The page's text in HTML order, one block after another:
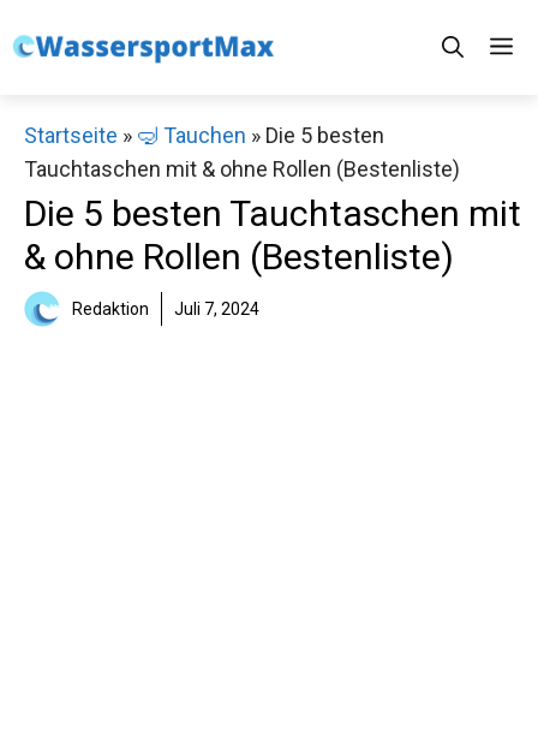
Inhalt
Startseite » 🤿 Tauchen » Die 5 besten
Tauchtaschen mit & ohne Rollen (Bestenliste)
Die 5 besten Tauchtaschen mit
& ohne Rollen (Bestenliste)
Redaktion Juli 7, 2024